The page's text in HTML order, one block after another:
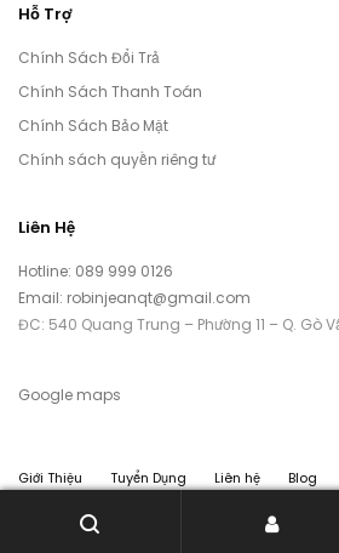
Hỗ Trợ
Chính Sách Đổi Trả
Chính Sách Thanh Toán
Chính Sách Bảo Mật
Chính sách quyền riêng tư
Liên Hệ
Hotline: 089 999 0126
Email: robinjeanqt@gmail.com
ĐC: 540 Quang Trung – Phường 11 – Q. Gò
Google maps
Giới Thiệu Tuyển Dụng Liên hệ
Blog
© Robin Jean All rights reserved